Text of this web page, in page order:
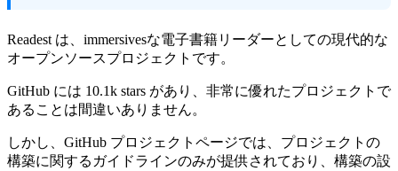
Readest は、immersivesな電子書籍リーダーとしての現代的な
オープンソースプロジェクトです。
GitHub には 10.1k stars があり、非常に優れたプロジェクトで
あることは間違いありません。
しかし、GitHub プロジェクトページでは、プロジェクトの
構築に関するガイドラインのみが提供されており、構築の設